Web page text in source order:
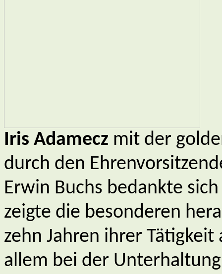
Iris Adamecz mit der
durch den
Erwin Buchs bedankte
zeigte die besonderen
zehn Jahren ihrer
allem bei der